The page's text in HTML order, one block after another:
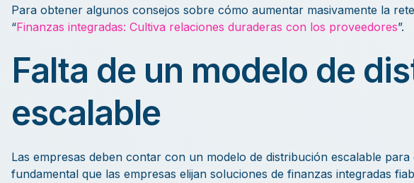
Para obtener algunos consejos sobre cómo aumentar masivamente la
“Finanzas integradas: Cultiva relaciones duraderas con los proveedores”.
Falta de un modelo de
escalable
Las empresas deben contar con un modelo de distribución escalable para
fundamental que las empresas elijan soluciones de finanzas integradas